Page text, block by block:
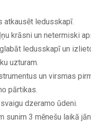
atkausēt ledusskapī.
krāsni un netermiski
ledusskapī un
uzturam.
un virsmas
pārtikas.
dzeramo ūdeni.
sunim 3 mēnešu laikā